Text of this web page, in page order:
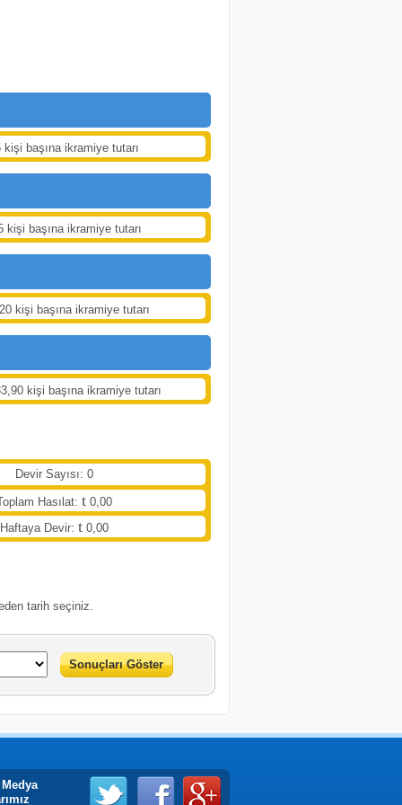
kişi başına ikramiye tutarı
kişi başına ikramiye tutarı
kişi başına ikramiye tutarı
kişi başına ikramiye tutarı
Devir Sayısı: 0
Hasılat:
0,00
Haftaya Devir:
0,00
tarih seçiniz.
Sonuçları Göster